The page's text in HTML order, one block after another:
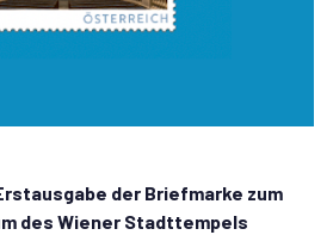
der Briefmarke zum
des Wiener Stadttempels